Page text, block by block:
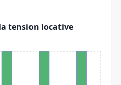
tension locative